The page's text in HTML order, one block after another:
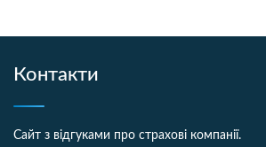
Контакти
Сайт з відгуками про страхові компанії.